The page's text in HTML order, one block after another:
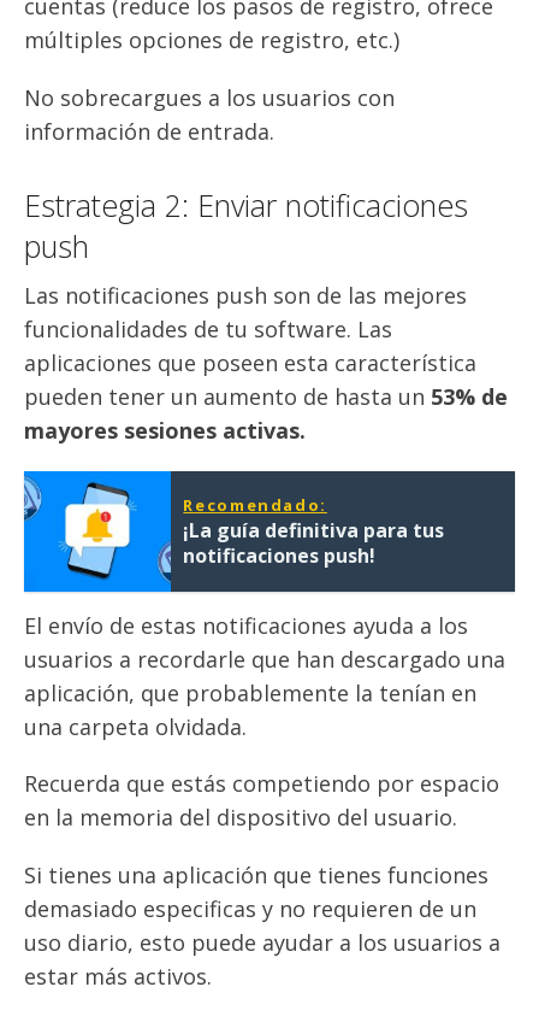
cuentas (reduce los pasos de registro, ofrece
múltiples opciones de registro, etc.)
No sobrecargues a los usuarios con
información de entrada.
Estrategia 2: Enviar notificaciones
push
Las notificaciones push son de las mejores
funcionalidades de tu software. Las
aplicaciones que poseen esta característica
pueden tener un aumento de hasta un 53% de
mayores sesiones activas.
Recomendado:
¡La guía definitiva para tus
notificaciones push!
El envío de estas notificaciones ayuda a los
usuarios a recordarle que han descargado una
aplicación, que probablemente la tenían en
una carpeta olvidada.
Recuerda que estás competiendo por espacio
en la memoria del dispositivo del usuario.
Si tienes una aplicación que tienes funciones
demasiado especificas y no requieren de un
uso diario, esto puede ayudar a los usuarios a
estar más activos.